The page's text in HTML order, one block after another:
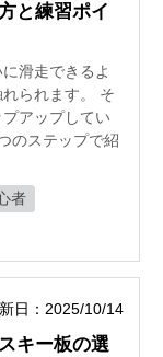
と練習ポイ
滑走できるよ
られます。 そ
アップしてい
のステップで紹
者
日：2025/10/14
キー板の選